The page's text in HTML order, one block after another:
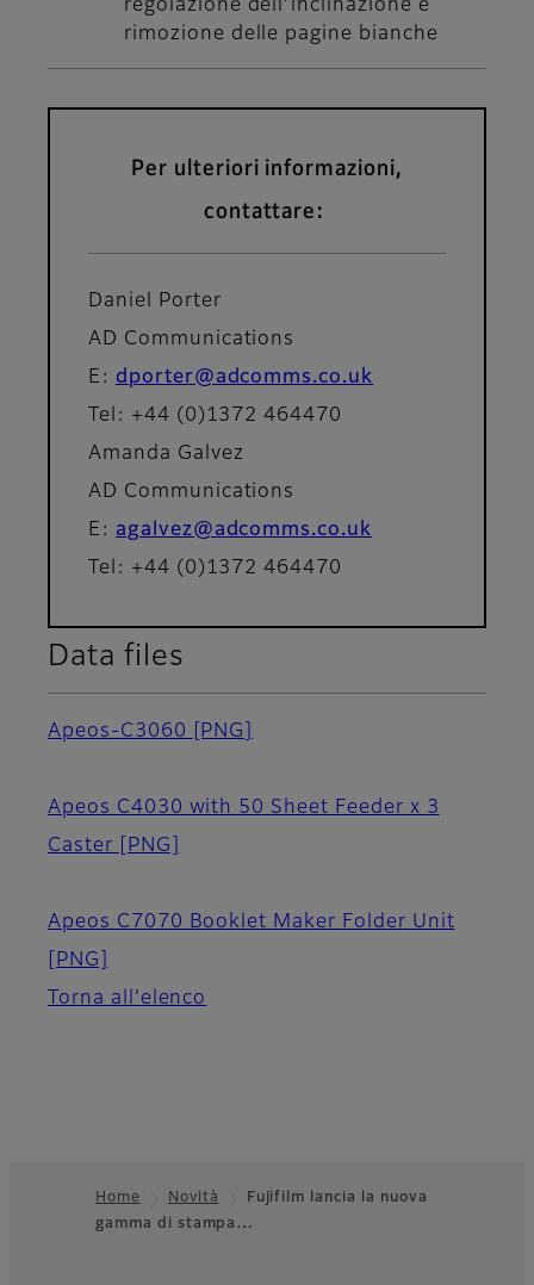
regolazione dell’inclinazione e
rimozione delle pagine bianche
Per ulteriori informazioni,
contattare:
Daniel Porter
AD Communications
E: dporter@adcomms.co.uk
Tel: +44 (0)1372 464470
Amanda Galvez
AD Communications
E: agalvez@adcomms.co.uk
Tel: +44 (0)1372 464470
Data files
Apeos-C3060 [PNG]
Apeos C4030 with 50 Sheet Feeder x 3
Caster
[PNG]
Apeos C7070 Booklet Maker Folder Unit
[PNG]
Torna all’elenco
Footer
Home Novità
Fujifilm lancia la nuova
gamma di stampa…